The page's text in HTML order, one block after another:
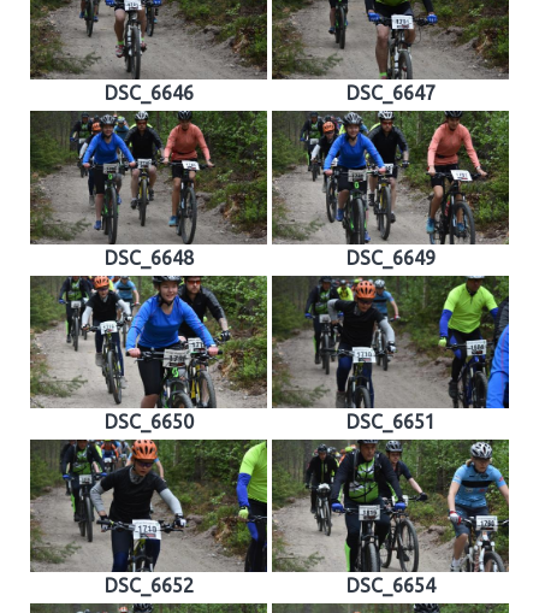
DSC_6646 DSC_6647
DSC_6648 DSC_6649
DSC_6650 DSC_6651
DSC_6652 DSC_6654